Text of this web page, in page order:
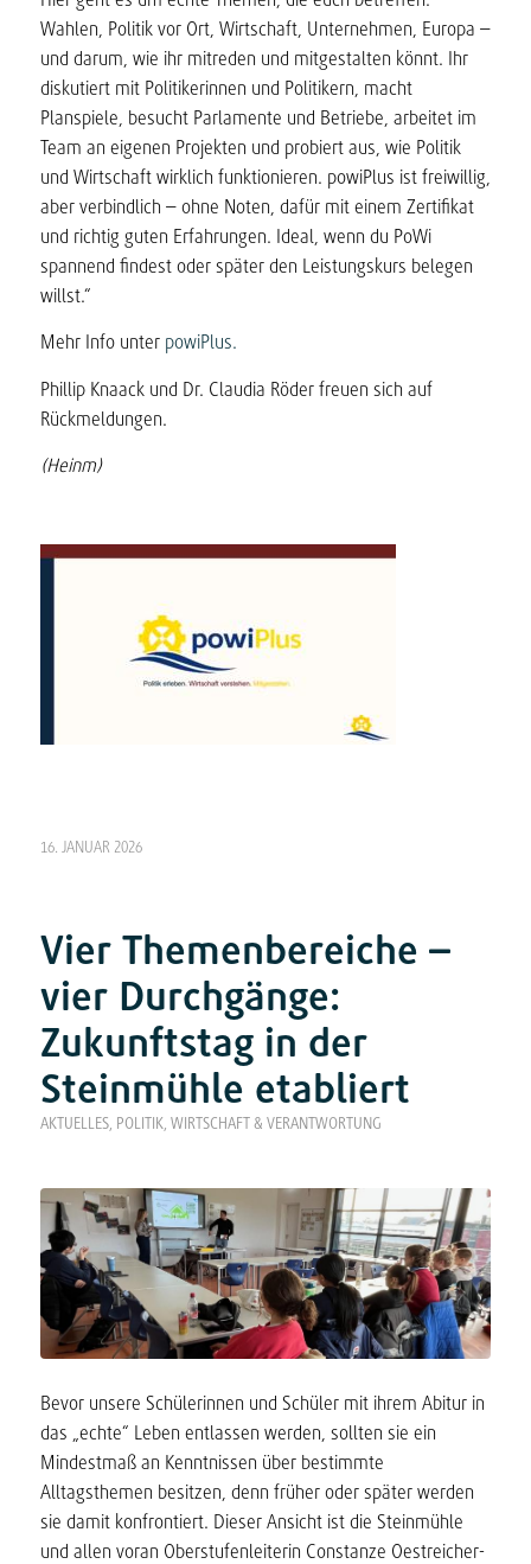
Wahlen, Politik vor Ort, Wirtschaft, Unternehmen, Europa –
und darum, wie ihr mitreden und mitgestalten könnt. Ihr
diskutiert mit Politikerinnen und Politikern, macht
Planspiele, besucht Parlamente und Betriebe, arbeitet im
Team an eigenen Projekten und probiert aus, wie Politik
und Wirtschaft wirklich funktionieren. powiPlus ist freiwillig,
aber verbindlich – ohne Noten, dafür mit einem Zertifikat
und richtig guten Erfahrungen. Ideal, wenn du PoWi
spannend findest oder später den Leistungskurs belegen
willst.“
Mehr Info unter powiPlus.
Phillip Knaack und Dr. Claudia Röder freuen sich auf
Rückmeldungen.
(Heinm)
16. JANUAR 2026
Vier Themenbereiche –
vier Durchgänge:
Zukunftstag in der
Steinmühle etabliert
AKTUELLES, POLITIK, WIRTSCHAFT & VERANTWORTUNG
Bevor unsere Schülerinnen und Schüler mit ihrem Abitur in
das „echte“ Leben entlassen werden, sollten sie ein
Mindestmaß an Kenntnissen über bestimmte
Alltagsthemen besitzen, denn früher oder später werden
sie damit konfrontiert. Dieser Ansicht ist die Steinmühle
und allen voran Oberstufenleiterin Constanze Oestreicher-